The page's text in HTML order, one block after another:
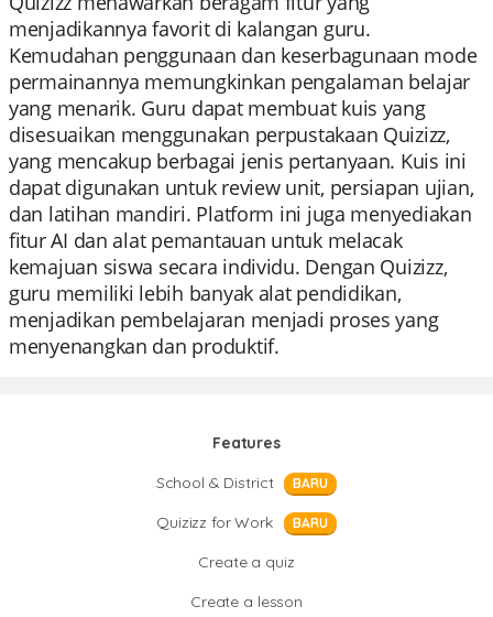
menjadikannya favorit di kalangan guru.
Kemudahan penggunaan dan keserbagunaan mode
permainannya memungkinkan pengalaman belajar
yang menarik. Guru dapat membuat kuis yang
disesuaikan menggunakan perpustakaan Quizizz,
yang mencakup berbagai jenis pertanyaan. Kuis ini
dapat digunakan untuk review unit, persiapan ujian,
dan latihan mandiri. Platform ini juga menyediakan
fitur AI dan alat pemantauan untuk melacak
kemajuan siswa secara individu. Dengan Quizizz,
guru memiliki lebih banyak alat pendidikan,
menjadikan pembelajaran menjadi proses yang
menyenangkan dan produktif.
Features
School & District
BARU
Quizizz for Work BARU
Create a quiz
Create a lesson